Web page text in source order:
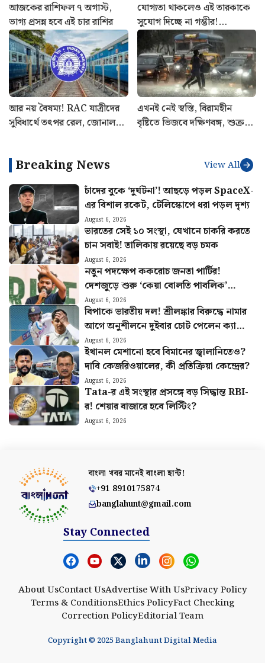
আজকের রাশিফল ৭ অগাস্ট,
ভাগ্য প্রসন্ন হবে এই চার রাশির
যোগ্যতা থাকলেও এই তারকাকে
সুযোগ দিচ্ছে না গম্ভীর!
শ্রীলঙ্কাতেই ভারতের জার্সিতে
শেষ ম্যাচ খেলবেন এই
ক্রিকেটার?
আর নয় বৈষম্য! RAC যাত্রীদের
সুবিধার্থে তৎপর রেল, জোনাল
এখনই নেই স্বস্তি, বিরামহীন
বৃষ্টিতে ভিজবে দক্ষিণবঙ্গ, শুক্রবার
Breaking News View All
চাঁদের বুকে ‘দুর্ঘটনা’! আছড়ে পড়ল SpaceX-
এর বিশাল রকেট, টেলিস্কোপে ধরা পড়ল দৃশ্য
August 6, 2026
ভারতের সেই ১০ সংস্থা, যেখানে চাকরি করতে
চান সবাই! তালিকায় রয়েছে বড় চমক
August 6, 2026
নতুন পদক্ষেপ ককরোচ জনতা পার্টির!
দেশজুড়ে শুরু ‘কেয়া বোলতি পাবলিক’
কর্মসূচি, ঘোষণা অভিজিতের
August 6, 2026
বিপাকে ভারতীয় দল! শ্রীলঙ্কার বিরুদ্ধে নামার
আগে অনুশীলনে দুইবার চোট পেলেন ক্যাপ্টেন
শুভমান গিল
August 6, 2026
ইথানল মেশানো হবে বিমানের জ্বালানিতেও?
দাবি কেজরিওয়ালের, কী প্রতিক্রিয়া কেন্দ্রের?
August 6, 2026
Tata-র এই সংস্থার প্রসঙ্গে বড় সিদ্ধান্ত RBI-
র! শেয়ার বাজারে হবে লিস্টিং?
August 6, 2026
বাংলা খবর মানেইবাংলা হান্ট!
+91 8910175874
banglahunt@gmail.com
Stay Connected
About UsContact UsAdvertise With UsPrivacy Policy
Terms & ConditionsEthics PolicyFact Checking
Correction PolicyEditorial Team
Copyright © 2025 Banglahunt Digital Media